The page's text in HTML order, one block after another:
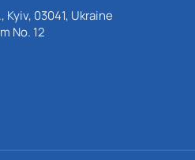
03041, Ukraine
No. 12